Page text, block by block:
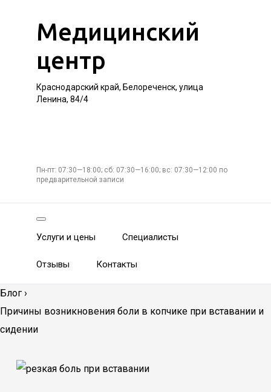
Медицинский
центр
Краснодарский край, Белореченск, улица
Ленина, 84/4
Пн-пт: 07:30—18:00; сб: 07:30—16:00; вс: 07:30—12:00 по
предварительной записи
Услуги и цены Специалисты
Отзывы Контакты
Блог ›
Причины возникновения боли в копчике при вставании и
сидении